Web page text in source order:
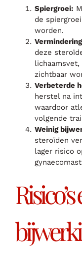
Spiergroei:
de
worden.
deze
zichtbaar
Verbeterde
herstel na
waardoor
volgende
Weinig
steroïden
lager risico